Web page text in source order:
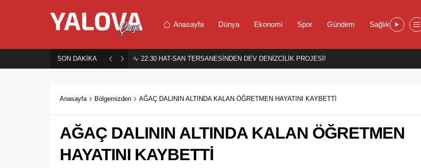
Anasayfa Dünya Ekonomi Spor Gündem Sağlık
SON DAKİKA 22:30 HAT-SAN TERSANESİNDEN DEV DENİZCİLİK PROJESİ!
Anasayfa Bölgemizden AĞAÇ DALININ ALTINDA KALAN ÖĞRETMEN HAYATINI KAYBETTİ
AĞAÇ DALININ ALTINDA KALAN ÖĞRETMEN
HAYATINI KAYBETTİ